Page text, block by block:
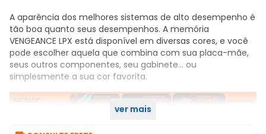
A aparência dos melhores sistemas de alto desempenho é
tão boa quanto seus desempenhos. A memória
VENGEANCE LPX está disponível em diversas cores, e você
pode escolher aquela que combina com sua placa-mãe,
seus outros componentes, seu gabinete... ou
simplesmente a sua cor favorita.
ver mais